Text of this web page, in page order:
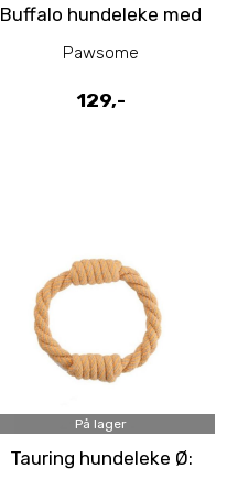
Buffalo hundeleke med
tau og plysj
Pawsome
129,-
På lager
Tauring hundeleke Ø: